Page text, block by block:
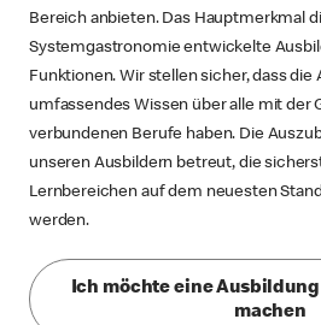
Bereich anbieten. Das Hauptmerkmal
Systemgastronomie entwickelte
Funktionen. Wir stellen sicher, dass die
umfassendes Wissen über alle mit der
verbundenen Berufe haben. Die
unseren Ausbildern betreut, die
Lernbereichen auf dem neuesten
werden.
Ich möchte eine Ausbildung
machen